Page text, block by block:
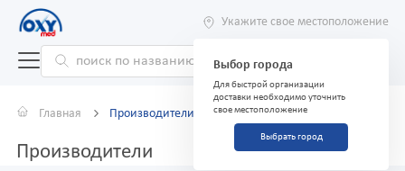
Укажите свое местоположение
Выбор города
Для быстрой организации
доставки необходимо уточнить
свое местоположение
Выбрать город
Главная Производители
Производители